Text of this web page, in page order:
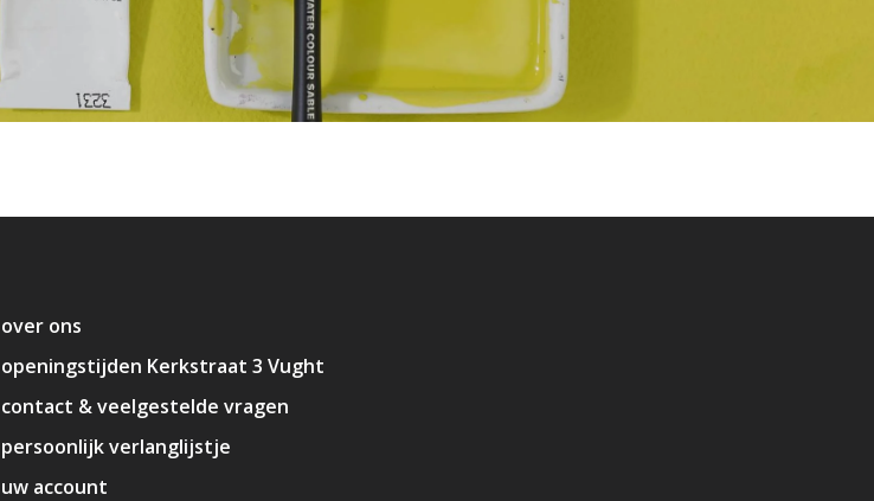
over ons
openingstijden Kerkstraat 3 Vught
contact & veelgestelde vragen
persoonlijk verlanglijstje
uw account